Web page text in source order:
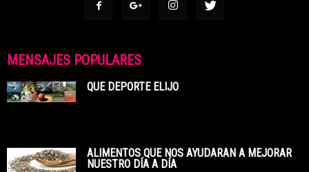
MENSAJES POPULARES
QUE DEPORTE ELIJO
ALIMENTOS QUE NOS AYUDARAN A MEJORAR
NUESTRO DÍA A DÍA